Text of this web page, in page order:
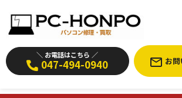
＼ お電話はこちら ／
047-494-0940 お